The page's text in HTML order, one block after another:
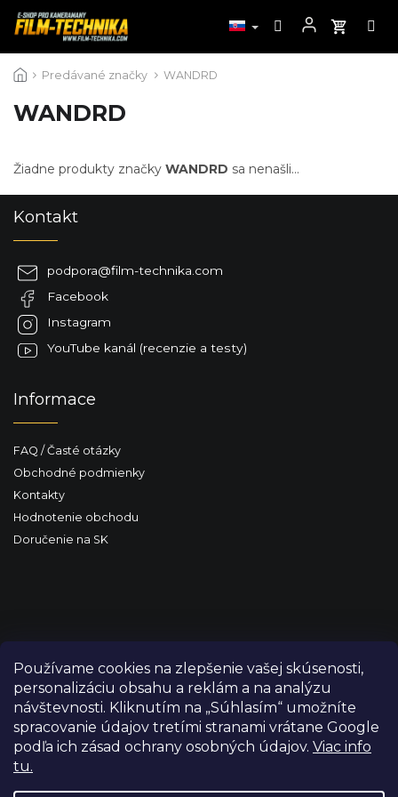
Používame cookies na zlepšenie vašej skúsenosti,
personalizáciu obsahu a reklám a na analýzu
návštevnosti. Kliknutím na „Súhlasím“ umožníte
spracovanie údajov tretími stranami vrátane Google
podľa ich zásad ochrany osobných údajov. Viac info
tu.
na
Predávané značky WANDRD
WANDRD
Žiadne produkty značky WANDRD sa nenašli...
Kontakt
podpora@film-technika.com
Facebook
Instagram
YouTube kanál (recenzie a testy)
Informace
FAQ / Časté otázky
Obchodné podmienky
Kontakty
Hodnotenie obchodu
Doručenie na SK
Copyright 2026FILM-TECHNIKA. Všetky práva vyhradené.